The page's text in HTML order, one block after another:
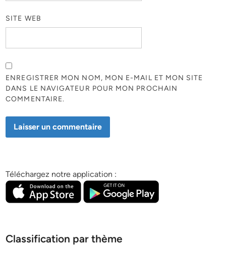
SITE WEB
ENREGISTRER MON NOM, MON E-MAIL ET MON SITE
DANS LE NAVIGATEUR POUR MON PROCHAIN
COMMENTAIRE.
Téléchargez notre application :
Classification par thème